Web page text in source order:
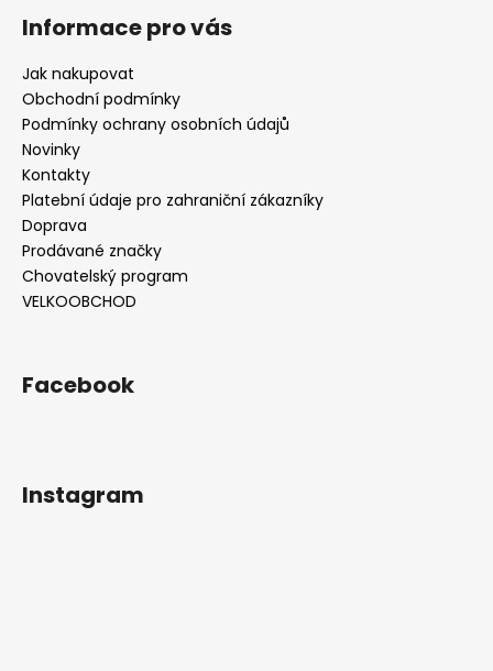
Informace pro vás
Jak nakupovat
Obchodní podmínky
Podmínky ochrany osobních údajů
Novinky
Kontakty
Platební údaje pro zahraniční zákazníky
Doprava
Prodávané značky
Chovatelský program
VELKOOBCHOD
Facebook
Instagram